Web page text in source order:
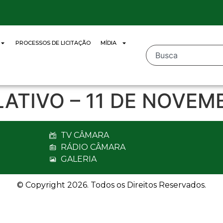
PROCESSOS DE LICITAÇÃO MÍDIA
– 11 DE
TV CÂMARA
RÁDIO CÂMARA
GALERIA
© Copyright 2026. Todos os Direitos Reservados.